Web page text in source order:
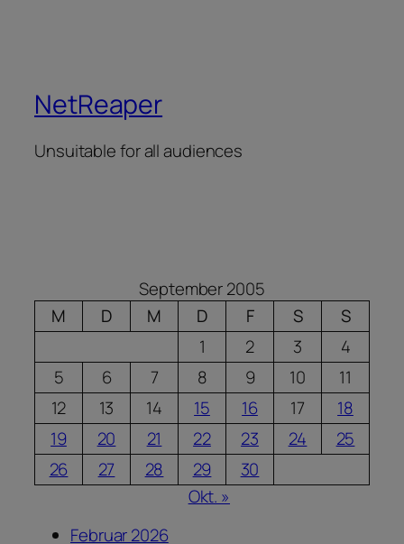
NetReaper
Unsuitable for all audiences
September 2005
M
D M D F S
S
1
2 3
4
5
6 7 8 9 10
11
12
13 14 15 16 17
18
19
20 21 22 23 24
25
26
27 28 29
30
Okt. »
Februar 2026